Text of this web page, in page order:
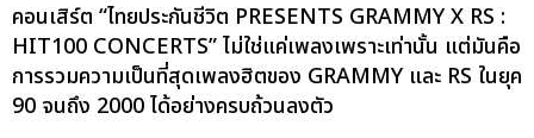
คอนเสิร์ต “ไทยประกันชีวิต PRESENTS GRAMMY X RS :
HIT100 CONCERTS” ไม่ใช่แค่เพลงเพราะเท่านั้น แต่มันคือ
การรวมความเป็นที่สุดเพลงฮิตของ GRAMMY และ RS ในยุค
90 จนถึง 2000 ได้อย่างครบถ้วนลงตัว